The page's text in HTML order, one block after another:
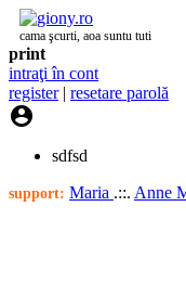
cama şcurti, aoa suntu tuti
print
intraţi în cont
register| resetare parolă

sdfsd
support: Maria .::. Anne